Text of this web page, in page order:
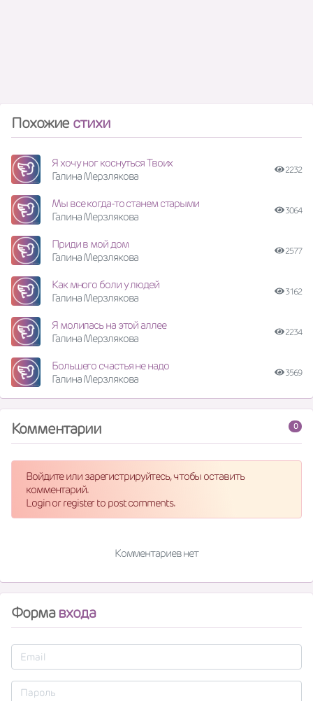
Похожие стихи
Я хочу ног коснуться Твоих
Галина Мерзлякова
2232
Мы все когда-то станем старыми
Галина Мерзлякова
3064
Приди в мой дом
Галина Мерзлякова
2577
Как много боли у людей
Галина Мерзлякова
3162
Я молилась на этой аллее
Галина Мерзлякова
2234
Большего счастья не надо
Галина Мерзлякова
3569
0
Комментарии
Войдите или зарегистрируйтесь, чтобы оставить
комментарий.
Login or register to post comments.
Комментариев нет
Формавхода